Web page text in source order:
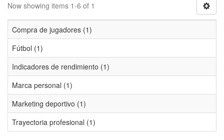
Now showing items 1-6 of 1
Compra de jugadores (1)
Fútbol (1)
Indicadores de rendimiento (1)
Marca personal (1)
Marketing deportivo (1)
Trayectoria profesional (1)